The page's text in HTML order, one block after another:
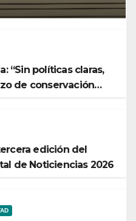
“Sin políticas claras,
de conservación
edición del
de Noticiencias 2026